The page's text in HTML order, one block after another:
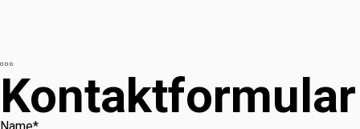
Kontaktformular